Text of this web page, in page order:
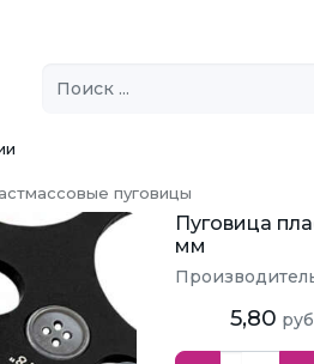
пуговицы
Пуговица
мм
5,80